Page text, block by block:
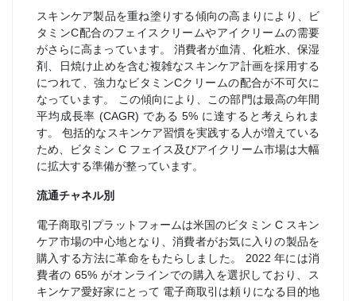
スキンケア製品を重ね塗りする傾向の高まりにより、ビ
タミンC配合のフェイスクリームやアイクリームの需要
がさらに高まっています。 消費者が血清、化粧水、保湿
剤、日焼け止めを含む複雑なスキンケア計画を採用する
につれて、強力なビタミンCクリームの配合が不可欠に
なっています。 この傾向により、この部門は最高の年間
平均成長率 (CAGR) である 5% に達すると考えられま
す。 包括的なスキンケア習慣を実践する人が増えている
ため、ビタミン C フェイス及びアイクリーム市場は大幅
に拡大する準備が整っています。
流通チャネル別
電子商取引プラットフォームは米国のビタミン C スキン
ケア市場の中心地となり、消費者がお気に入りの製品を
購入する方法に革命をもたらしました。 2022 年には消
費者の 65% がオンラインでの購入を選択しており、ス
キンケア愛好家にとって 電子商取引は頼りになる目的地